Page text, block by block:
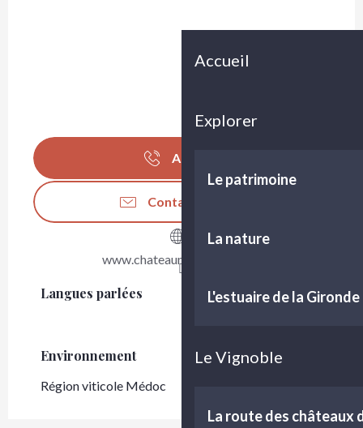
Accueil
Explorer
Le patrimoine
La nature
L'estuaire de la Gironde
Le Vignoble
La route des châteaux
Appeler
Contactez-nous
www.chateaumilleroses.com
Langues parlées
Langues parlées
Environnement
Environnement
Région viticole Médoc